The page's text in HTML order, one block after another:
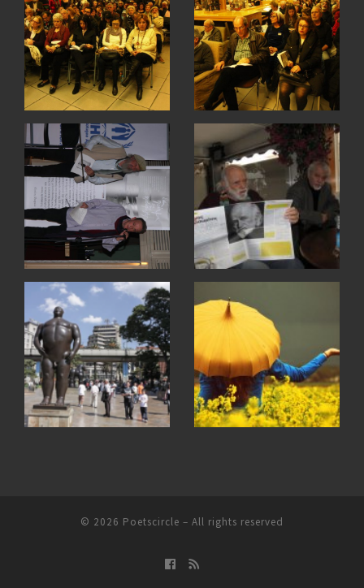
© 2026 Poetscircle – All rights reserved